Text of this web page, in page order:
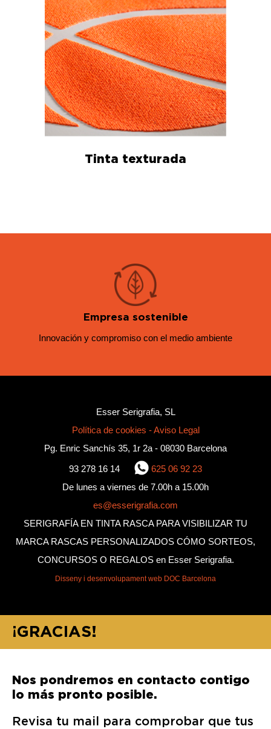
Tinta texturada
Empresa sostenible
Innovación y compromiso con el medio ambiente
Esser Serigrafia, SL
Política de cookies - Aviso Legal
Pg. Enric Sanchís 35, 1r 2a - 08030 Barcelona
93 278 16 14
625 06 92 23
De lunes a viernes de 7.00h a 15.00h
es@esserigrafia.com
SERIGRAFÍA EN TINTA RASCA PARA VISIBILIZAR TU
MARCA RASCAS PERSONALIZADOS CÓMO SORTEOS,
CONCURSOS O REGALOS en Esser Serigrafia.
Disseny i desenvolupament web DOC Barcelona
¡GRACIAS!
Nos pondremos en contacto contigo
lo más pronto posible.
Revisa tu mail para comprobar que tus